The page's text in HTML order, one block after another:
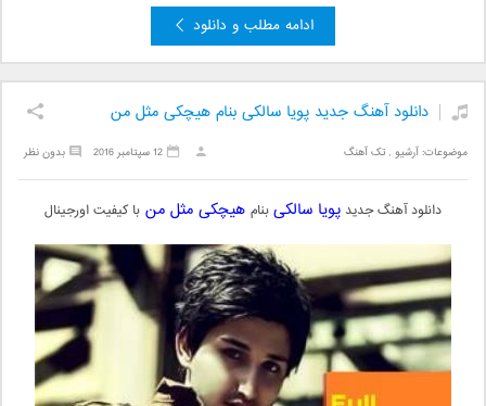
ادامه مطلب و دانلود
دانلود آهنگ جدید پویا سالکی بنام هیچکی مثل من
موضوعات:آرشیو ,تک آهنگ بدون نظر 12 سپتامبر 2016
دانلود آهنگ جدید پویا سالکیبنام هیچکی مثل من با کیفیت اورجینال